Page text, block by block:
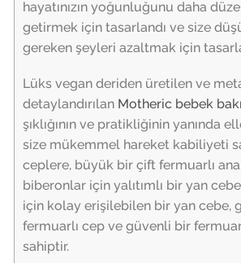
hayatınızın yoğunluğunu daha
getirmek için tasarlandı ve size
gereken şeyleri azaltmak için
Lüks vegan deriden üretilen ve
detaylandırılan Motheric bebek
şıklığının ve pratikliğinin yanında
size mükemmel hareket kabiliyeti
ceplere, büyük bir çift fermuarlı
biberonlar için yalıtımlı bir yan
için kolay erişilebilen bir yan cebe,
fermuarlı cep ve güvenli bir
sahiptir.